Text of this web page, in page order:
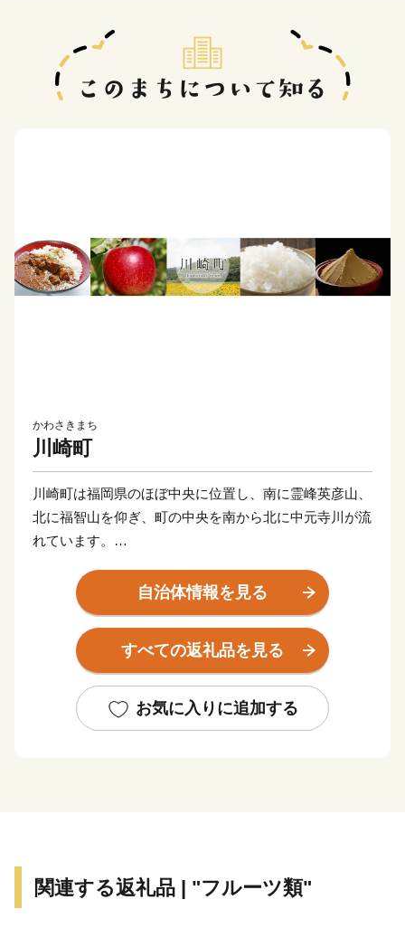
かわさきまち
川崎町
川崎町は福岡県のほぼ中央に位置し、南に霊峰英彦山、
北に福智山を仰ぎ、町の中央を南から北に中元寺川が流
れています。
この自然に恵まれた土地で育つ良質な農産物は町の自慢
自然と歴史が調和する川崎町。
ふるさと納税を通して川崎町を感じて頂ければ
とてもうれしく思います。
自治体情報を見る
すべての返礼品を見る
お気に入りに追加する
関連する返礼品 | "フルーツ類"